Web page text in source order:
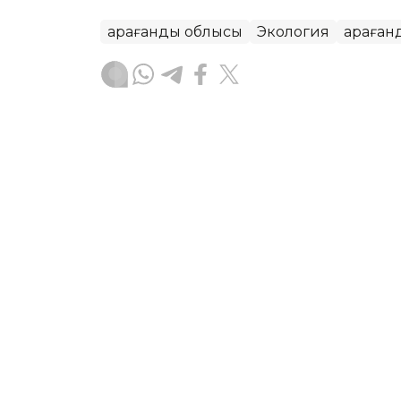
Қарағанды облысы Экология